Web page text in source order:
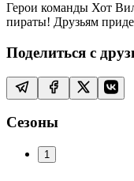
Герои команды Хот
пираты! Друзьям
Поделиться с
Сезоны
1